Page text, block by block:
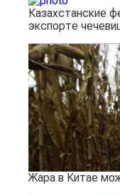
Казахстанские
экспорте
Жара в Китае